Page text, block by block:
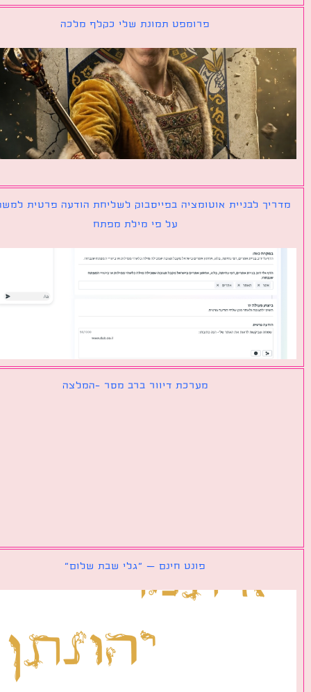
פרומפט תמונת שלי כקלף מלכה
לבניית אוטומציה בפייסבוק לשליחת הודעה פרטית למשתמש
על פי מילת מפתח
מערכת דיוור ברב מסר -המלצה
פונט חינם – ״גלי שבת שלום״